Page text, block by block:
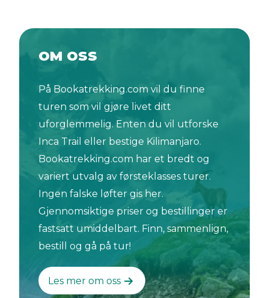
OM OSS
På Bookatrekking.com vil du finne
turen som vil gjøre livet ditt
uforglemmelig. Enten du vil utforske
Inca Trail eller bestige Kilimanjaro.
Bookatrekking.com har et bredt og
variert utvalg av førsteklasses turer.
Ingen falske løfter gis her.
Gjennomsiktige priser og bestillinger er
fastsatt umiddelbart. Finn, sammenlign,
bestill og gå på tur!
Les mer om oss